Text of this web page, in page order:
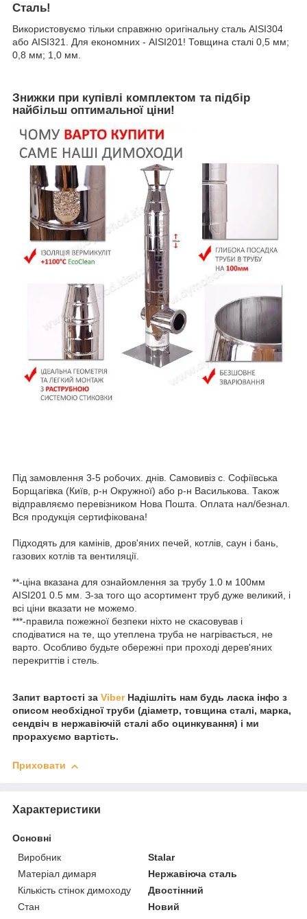
Сталь!
Використовуємо тільки справжню оригінальну сталь AISI304
або AISI321. Для економних - AISI201! Товщина сталі 0,5 мм;
0,8 мм; 1,0 мм.
Знижки при купівлі комплектом та підбір
найбільш оптимальної ціни!
Під замовлення 3-5 робочих. днів. Самовивіз с. Софіївська
Борщагівка (Київ, р-н Окружної) або р-н Василькова. Також
відправляємо перевізником Нова Пошта. Оплата нал/безнал.
Вся продукція сертифікована!
Підходять для камінів, дров'яних печей, котлів, саун і бань,
газових котлів та вентиляції.
**-ціна вказана для ознайомлення за трубу 1.0 м 100мм
AISI201 0.5 мм. З-за того що асортимент труб дуже великий, і
всі ціни вказати не можемо.
***-правила пожежної безпеки ніхто не скасовував і
сподіватися на те, що утеплена труба не нагрівається, не
варто. Особливо будьте обережні при проході дерев'яних
перекриттів і стель.
Запит вартості за ViberНадішліть нам будь ласка інфо з
описом необхідної труби (діаметр, товщина сталі, марка,
сендвіч в нержавіючій сталі або оцинкування) і ми
прорахуємо вартість.
Приховати
Характеристики
Основні
Виробник
Stalar
Матеріал димаря
Нержавіюча сталь
Кількість стінок димоходу
Двостінний
Стан
Новий